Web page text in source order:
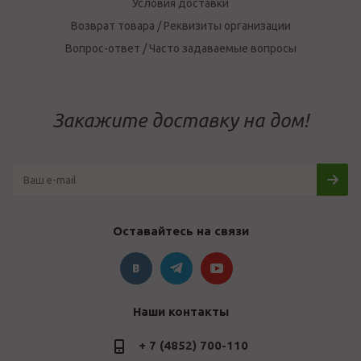
Условия доставки
Возврат товара / Реквизиты организации
Вопрос-ответ / Часто задаваемые вопросы
Закажите доставку на дом!
Оставайтесь на связи
Наши контакты
+ 7 (4852) 700-110